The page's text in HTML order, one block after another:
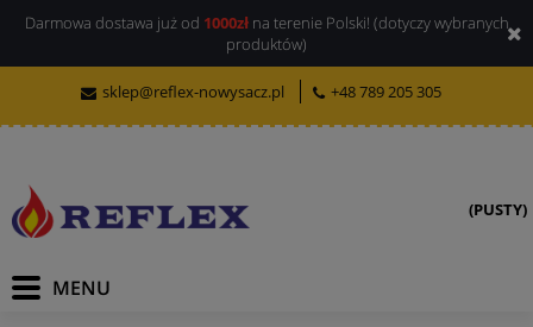
Darmowa dostawa już od 1000złna terenie Polski! (dotyczy wybranych
produktów)
sklep@reflex-nowysacz.pl +48 789 205 305
(PUSTY)